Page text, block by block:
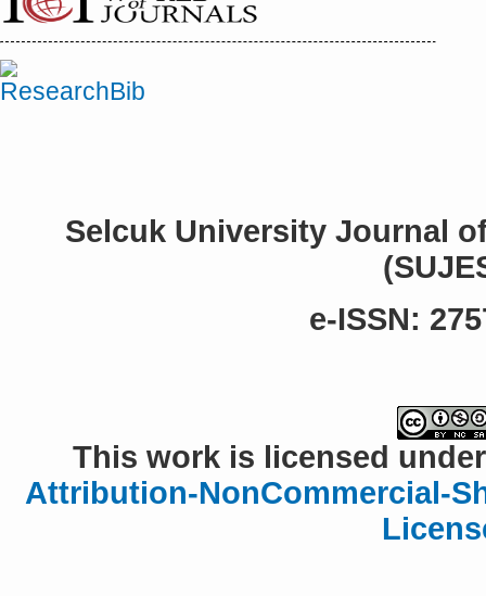
Selcuk University Journal
e-ISSN:
This work is licensed
Attribution-NonCommercial-